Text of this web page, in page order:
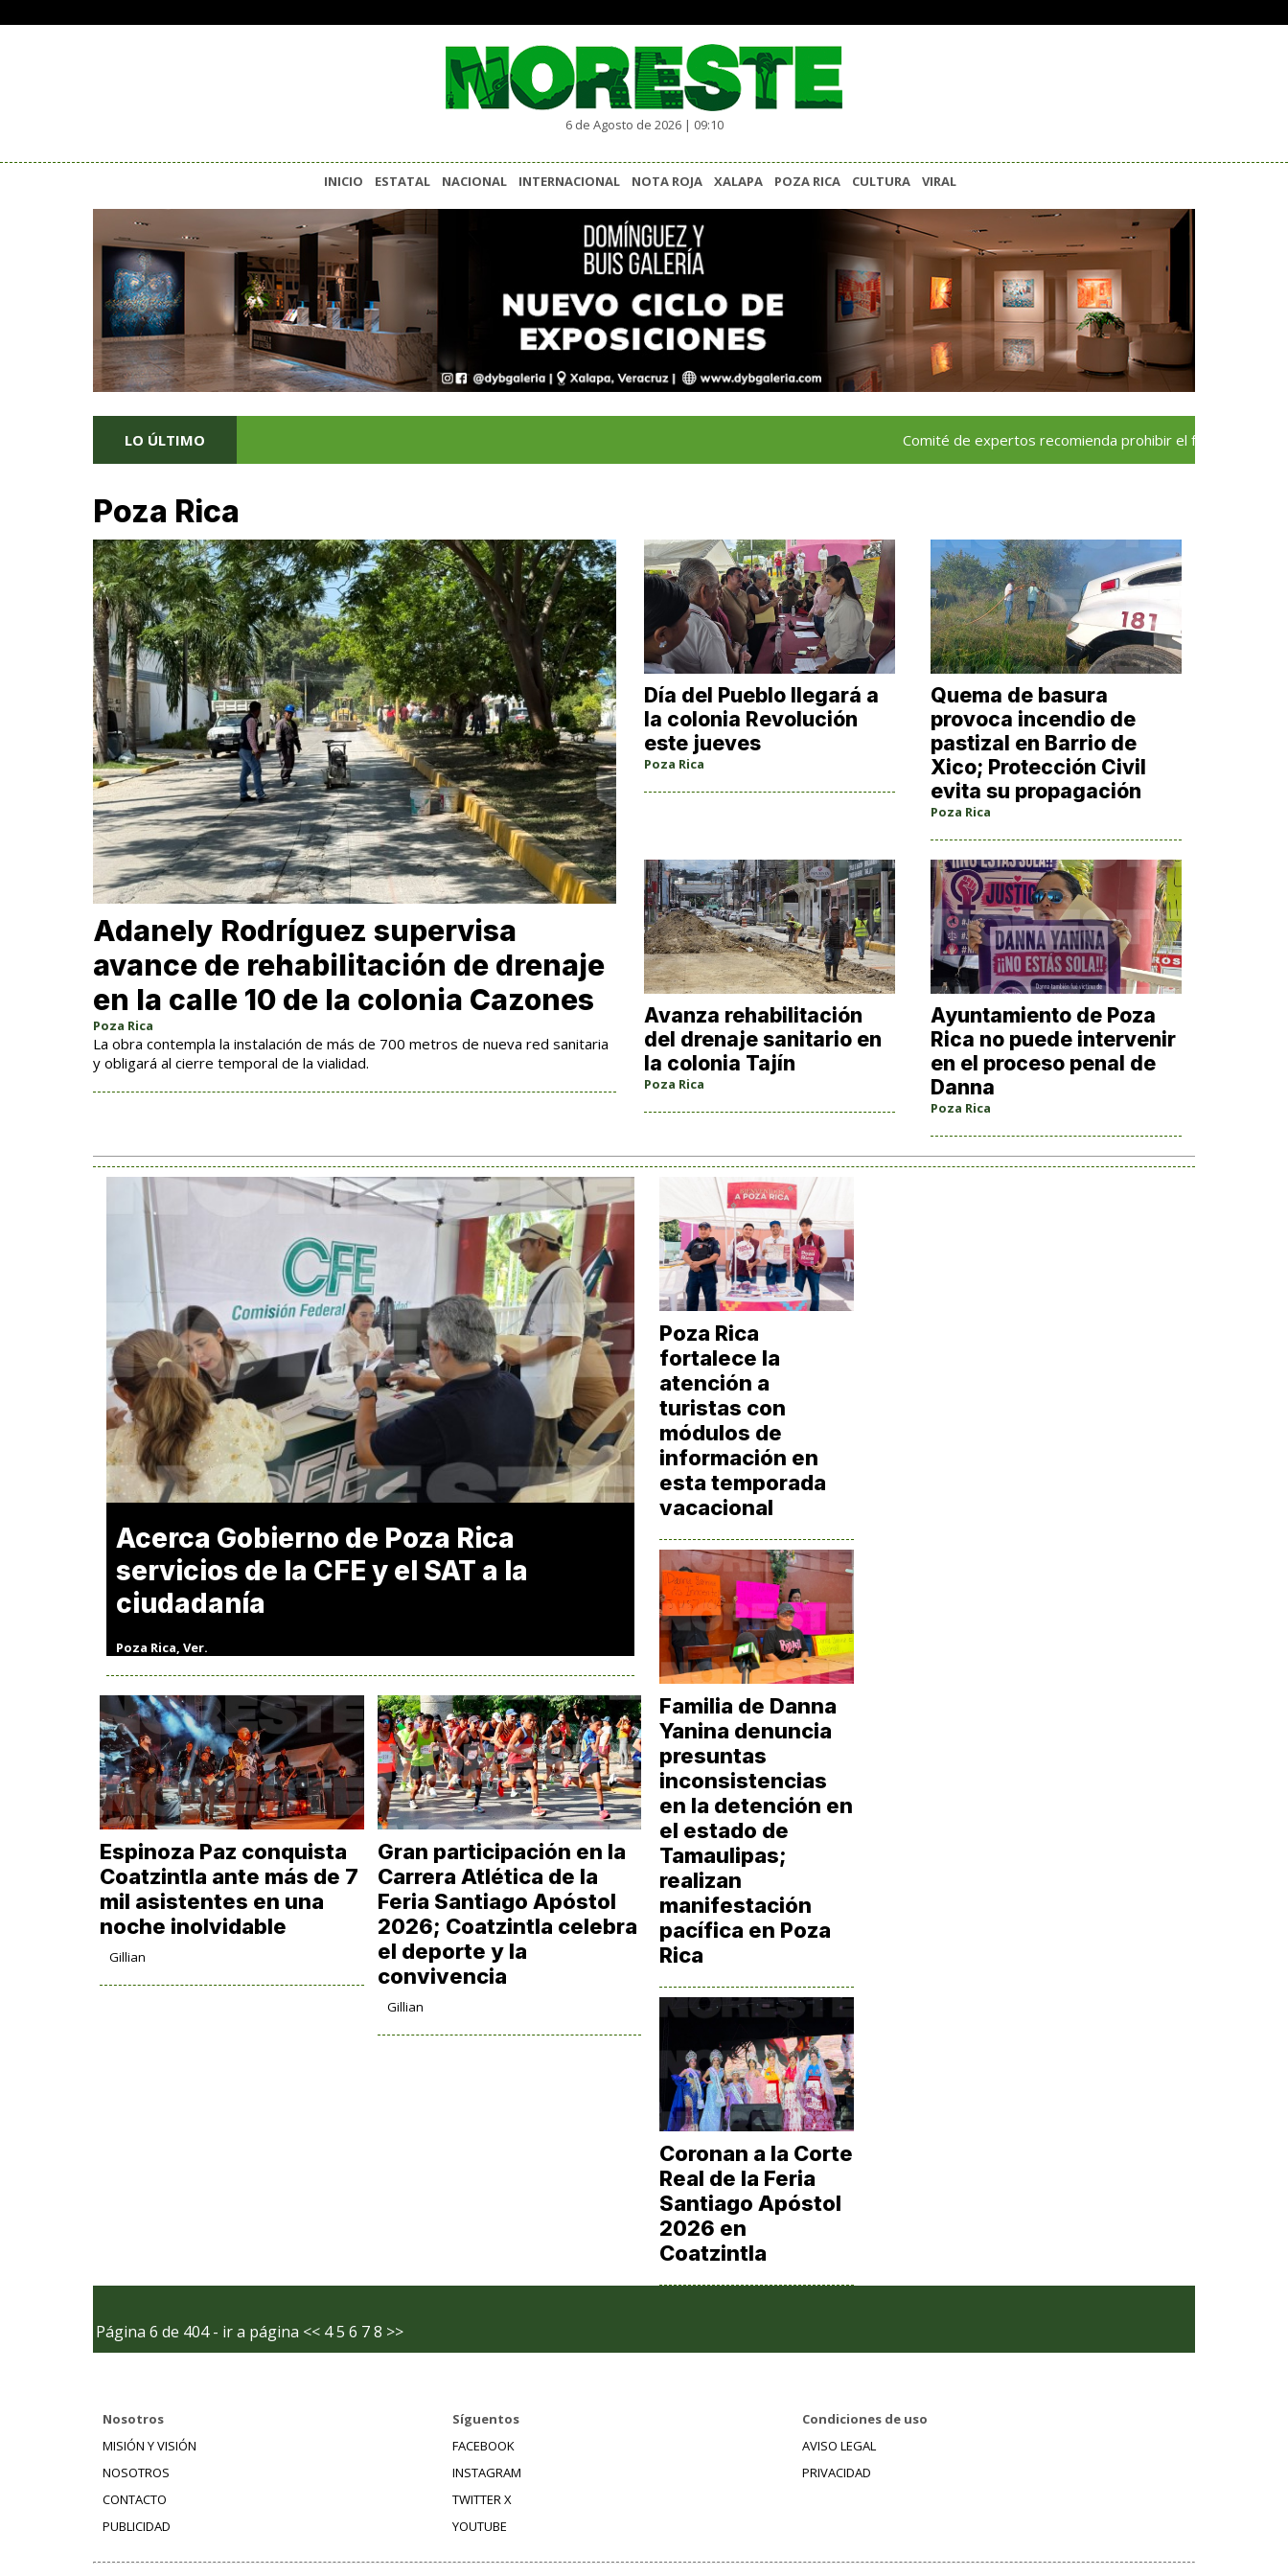
6 de Agosto de 2026 | 09:10
INICIO ESTATAL NACIONAL INTERNACIONAL NOTA ROJA XALAPA POZA RICA CULTURA VIRAL
LO ÚLTIMO Comité de expertos recomienda prohibir el fracking en la
Poza Rica
Adanely Rodríguez supervisa
avance de rehabilitación de drenaje
en la calle 10 de la colonia Cazones
Poza Rica
La obra contempla la instalación de más de 700 metros de nueva red sanitaria
y obligará al cierre temporal de la vialidad.
Día del Pueblo llegará a
la colonia Revolución
este jueves
Poza Rica
Quema de basura
provoca incendio de
pastizal en Barrio de
Xico; Protección Civil
evita su propagación
Poza Rica
Avanza rehabilitación
del drenaje sanitario en
la colonia Tajín
Poza Rica
Ayuntamiento de Poza
Rica no puede intervenir
en el proceso penal de
Danna
Poza Rica
Acerca Gobierno de Poza Rica
servicios de la CFE y el SAT a la
ciudadanía
Poza Rica, Ver.
Espinoza Paz conquista
Coatzintla ante más de 7
mil asistentes en una
noche inolvidable
Gillian
Gran participación en la
Carrera Atlética de la
Feria Santiago Apóstol
2026; Coatzintla celebra
el deporte y la
convivencia
Gillian
Poza Rica
fortalece la
atención a
turistas con
módulos de
información en
esta temporada
vacacional
Familia de Danna
Yanina denuncia
presuntas
inconsistencias
en la detención en
el estado de
Tamaulipas;
realizan
manifestación
pacífica en Poza
Rica
Coronan a la Corte
Real de la Feria
Santiago Apóstol
2026 en
Coatzintla
Página 6 de 404 - ir a página << 45 6 78 >>
Nosotros
MISIÓN Y VISIÓN
NOSOTROS
CONTACTO
PUBLICIDAD
Síguentos
FACEBOOK
INSTAGRAM
TWITTER X
YOUTUBE
Condiciones de uso
AVISO LEGAL
PRIVACIDAD